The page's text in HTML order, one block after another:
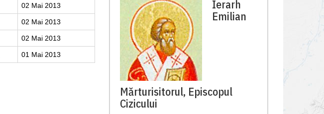
02 Mai 2013
02 Mai 2013
02 Mai 2013
01 Mai 2013
Ierarh
Emilian
Mărturisitorul, Episcopul
Cizicului